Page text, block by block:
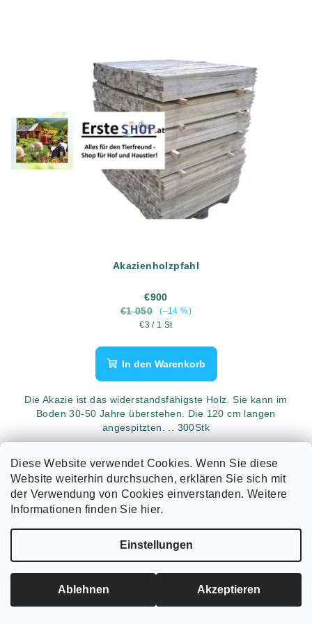
Diese Website verwendet Cookies. Wenn Sie diese
Website weiterhin durchsuchen, erklären Sie sich mit
der Verwendung von Cookies einverstanden. Weitere
Informationen finden Sie hier.
Einstellungen
Ablehnen Akzeptieren
Akazienholzpfahl
€900
€1 050
(–14 %)
Verkaufspreis:
€3 / 1 St
In den Warenkorb
Die Akazie ist das widerstandsfähigste Holz. Sie kann im
Boden 30-50 Jahre überstehen. Die 120 cm langen
angespitzten. .. 300Stk